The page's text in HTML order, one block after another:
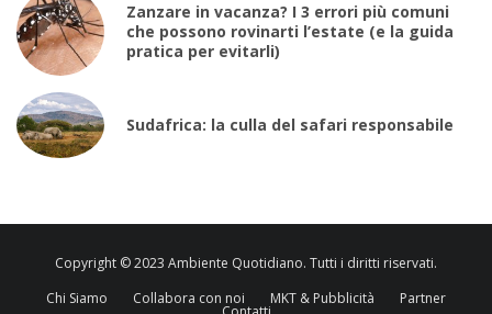
Zanzare in vacanza? I 3 errori più comuni
che possono rovinarti l’estate (e la guida
pratica per evitarli)
Sudafrica: la culla del safari responsabile
Copyright © 2023 Ambiente Quotidiano. Tutti i diritti riservati.
Chi Siamo
Collabora con noi MKT & Pubblicità Partner